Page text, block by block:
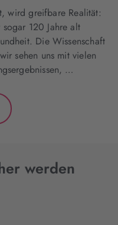
wird greifbare Realität:
120 Jahre alt
Die Wissenschaft
sehen uns mit vielen
…
werden